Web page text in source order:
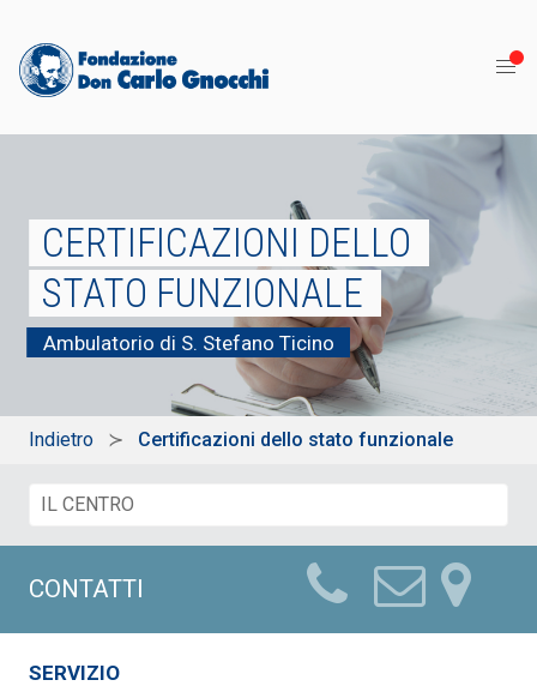
CERTIFICAZIONI DELLO
STATO FUNZIONALE
Ambulatorio di S. Stefano Ticino
Indietro Certificazioni dello stato funzionale
CONTATTI
SERVIZIO